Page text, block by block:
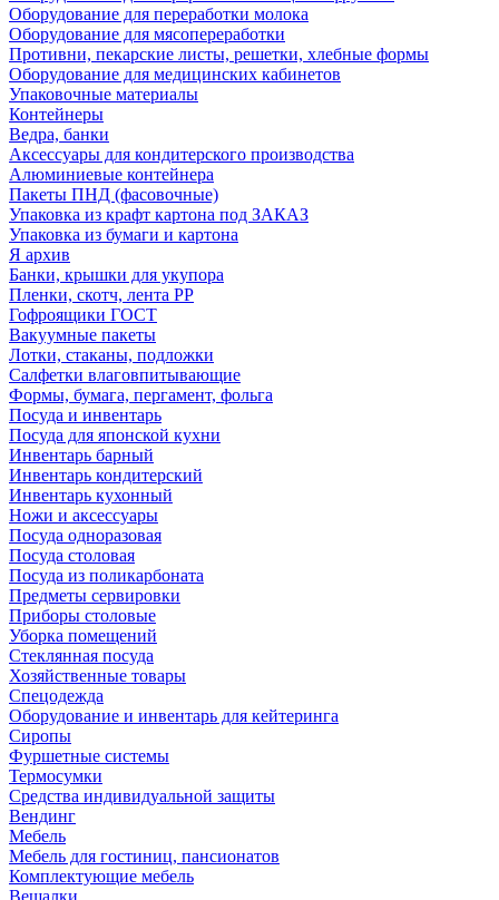
Оборудование для переработки молока
Оборудование для мясопереработки
Противни, пекарские листы, решетки, хлебные формы
Оборудование для медицинских кабинетов
Упаковочные материалы
Контейнеры
Ведра, банки
Аксессуары для кондитерского производства
Алюминиевые контейнера
Пакеты ПНД (фасовочные)
Упаковка из крафт картона под ЗАКАЗ
Упаковка из бумаги и картона
Я архив
Банки, крышки для укупора
Пленки, скотч, лента РР
Гофроящики ГОСТ
Вакуумные пакеты
Лотки, стаканы, подложки
Салфетки влаговпитывающие
Формы, бумага, пергамент, фольга
Посуда и инвентарь
Посуда для японской кухни
Инвентарь барный
Инвентарь кондитерский
Инвентарь кухонный
Ножи и аксессуары
Посуда одноразовая
Посуда столовая
Посуда из поликарбоната
Предметы сервировки
Приборы столовые
Уборка помещений
Стеклянная посуда
Хозяйственные товары
Спецодежда
Оборудование и инвентарь для кейтеринга
Сиропы
Фуршетные системы
Термосумки
Средства индивидуальной защиты
Вендинг
Мебель
Мебель для гостиниц, пансионатов
Комплектующие мебель
Вешалки